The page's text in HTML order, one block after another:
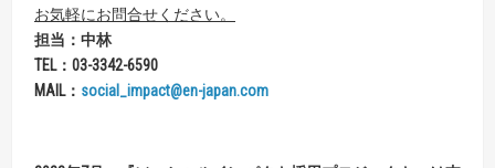
お気軽にお問合せください。
担当：中林
TEL： 03-3342-6590
MAIL： social_impact@en-japan.com